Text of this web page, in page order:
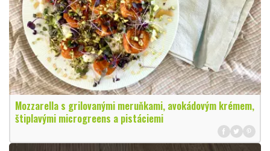
Mozzarella s grilovanými meruňkami, avokádovým krémem,
štiplavými microgreens a pistáciemi